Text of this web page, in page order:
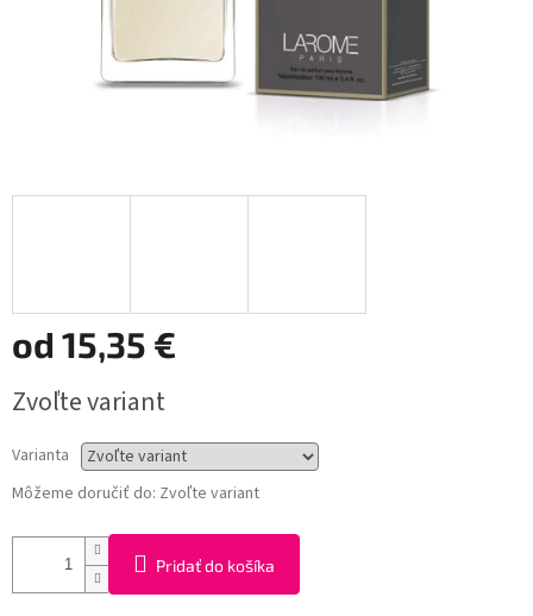
od 15,35 €
cena:
Zvoľte variant
Varianta
Môžeme doručiť do: Zvoľte variant
Pridať do košíka